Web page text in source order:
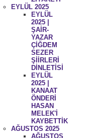
EYLÜL 2025
EYLÜL
2025 |
ŞAİR-
YAZAR
ÇİĞDEM
SEZER
ŞİİRLERİ
DİNLETİSİ
EYLÜL
2025 |
KANAAT
ÖNDERİ
HASAN
MELEK'İ
KAYBETTİK
AĞUSTOS 2025
AĞUSTOS